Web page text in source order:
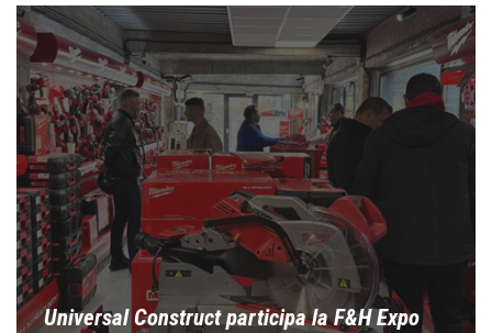
Universal Construct participa la F&H Expo